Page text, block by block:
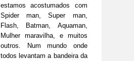
estamos acostumados com
Spider man, Super man,
Flash, Batman, Aquaman,
Mulher maravilha, e muitos
outros. Num mundo onde
todos levantam a bandeira da